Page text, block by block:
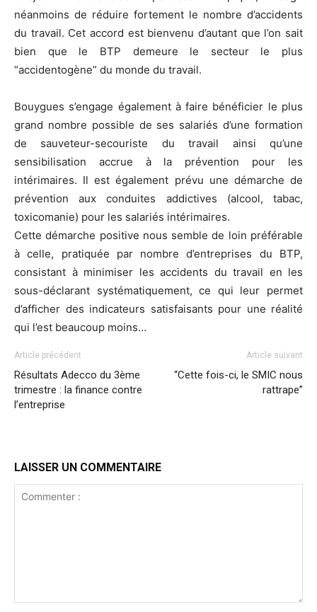
néanmoins de réduire fortement le nombre d’accidents
du travail. Cet accord est bienvenu d’autant que l’on sait
bien que le BTP demeure le secteur le plus
“accidentogène” du monde du travail.
Bouygues s’engage également à faire bénéficier le plus
grand nombre possible de ses salariés d’une formation
de sauveteur-secouriste du travail ainsi qu’une
sensibilisation accrue à la prévention pour les
intérimaires. Il est également prévu une démarche de
prévention aux conduites addictives (alcool, tabac,
toxicomanie) pour les salariés intérimaires.
Cette démarche positive nous semble de loin préférable
à celle, pratiquée par nombre d’entreprises du BTP,
consistant à minimiser les accidents du travail en les
sous-déclarant systématiquement, ce qui leur permet
d’afficher des indicateurs satisfaisants pour une réalité
qui l’est beaucoup moins…
Article précédent
Résultats Adecco du 3ème
trimestre : la finance contre
l’entreprise
Article suivant
“Cette fois-ci, le SMIC nous
rattrape”
LAISSER UN COMMENTAIRE